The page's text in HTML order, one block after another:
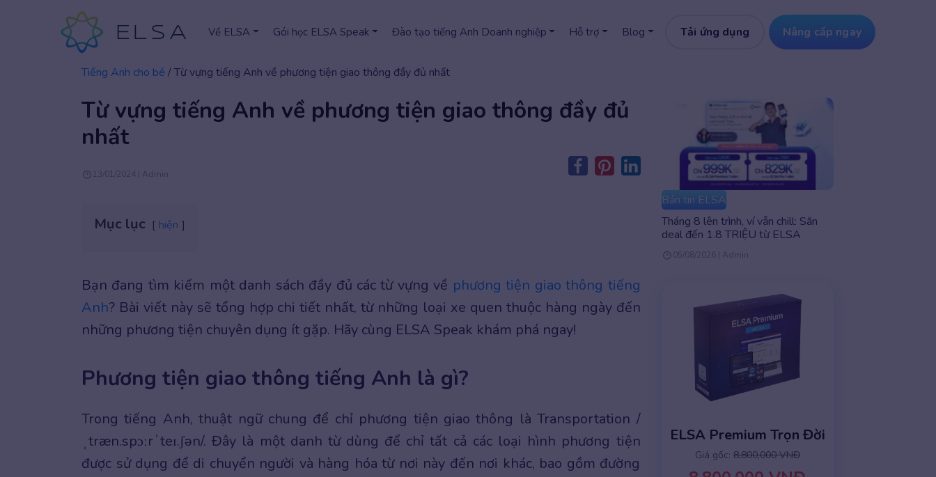
Về ELSA Gói học ELSA Speak Đào tạo tiếng Anh Doanh nghiệp Hỗ trợ Blog Tải ứng dụng Nâng cấp ngay
Tiếng Anh cho bé /Từ vựng tiếng Anh về phương tiện giao thông đầy đủ nhất
Từ vựng tiếng Anh về phương tiện giao thông đầy đủ
nhất
13/01/2024 | Admin
Mục lục hiện
Bạn đang tìm kiếm một danh sách đầy đủ các từ vựng về phương tiện giao thông tiếng
Anh? Bài viết này sẽ tổng hợp chi tiết nhất, từ những loại xe quen thuộc hàng ngày đến
những phương tiện chuyên dụng ít gặp. Hãy cùng ELSA Speak khám phá ngay!
Phương tiện giao thông tiếng Anh là gì?
Trong tiếng Anh, thuật ngữ chung để chỉ phương tiện giao thông là Transportation /
ˌtræn.spɔːrˈteɪ.ʃən/. Đây là một danh từ dùng để chỉ tất cả các loại hình phương tiện
được sử dụng để di chuyển người và hàng hóa từ nơi này đến nơi khác, bao gồm đường
Bản tin ELSA
Tháng 8 lên trình, ví vẫn chill: Săn
deal đến 1.8 TRIỆU từ ELSA
05/08/2026 | Admin
ELSA Premium Trọn Đời
Giá gốc: 8,800,000 VNĐ